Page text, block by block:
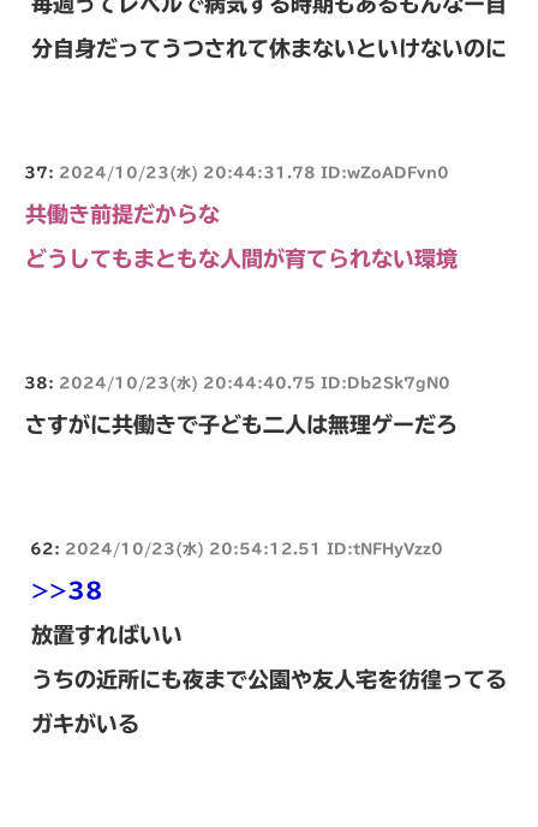
分自身だってうつされて休まないといけないのに
37: 2024/10/23(水) 20:44:31.78 ID:wZoADFvn0
共働き前提だからな
どうしてもまともな人間が育てられない環境
38: 2024/10/23(水) 20:44:40.75 ID:Db2Sk7gN0
さすがに共働きで子ども二人は無理ゲーだろ
62: 2024/10/23(水) 20:54:12.51 ID:tNFHyVzz0
>>38
放置すればいい
うちの近所にも夜まで公園や友人宅を彷徨ってる
ガキがいる